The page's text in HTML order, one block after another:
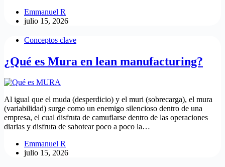
Emmanuel R
julio 15, 2026
Conceptos clave
¿Qué es Mura en lean manufacturing?
Al igual que el muda (desperdicio) y el muri (sobrecarga), el mura
(variabilidad) surge como un enemigo silencioso dentro de una
empresa, el cual disfruta de camuflarse dentro de las operaciones
diarias y disfruta de sabotear poco a poco la…
Emmanuel R
julio 15, 2026